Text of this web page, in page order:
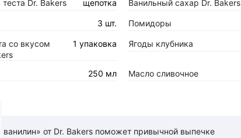
Dr. Bakers щепотка Ванильный сахар Dr. Bakers
3 шт. Помидоры
со вкусом
1 упаковка Ягоды клубника
250 мл Масло сливочное
ванилин» от Dr. Bakers поможет привычной выпечке